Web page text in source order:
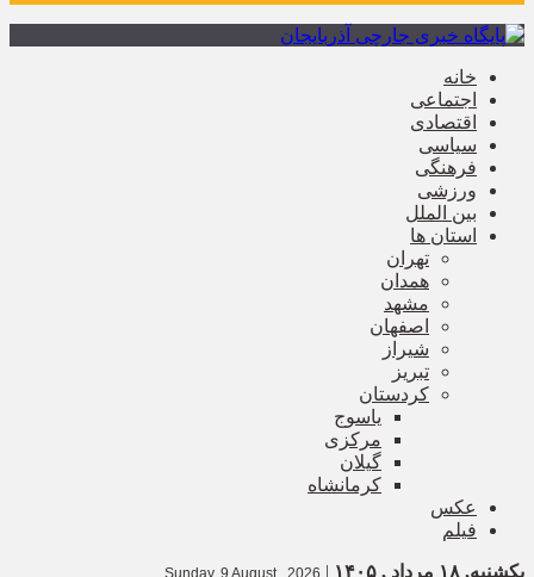
خانه
اجتماعی
اقتصادی
سیاسی
فرهنگی
ورزشی
بین الملل
استان ها
تهران
همدان
مشهد
اصفهان
شیراز
تبریز
کردستان
یاسوج
مرکزی
گیلان
کرمانشاه
عکس
فیلم
یکشنبه, ۱۸ مرداد , ۱۴۰۵ |
Sunday, 9 August , 2026